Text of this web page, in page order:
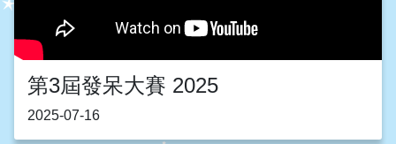
第3屆發呆大賽 2025
2025-07-16